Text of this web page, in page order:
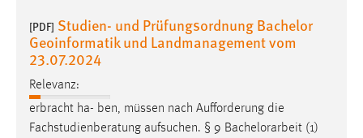
[PDF] Studien- und Prüfungsordnung Bachelor
Geoinformatik und Landmanagement vom
23.07.2024
Relevanz:
erbracht ha- ben, müssen nach Aufforderung die
Fachstudienberatung aufsuchen. § 9 Bachelorarbeit (1)
_pk_ref, _pk_cvar, _pk_id, _pk_ses
Zweck:
Cookie Laufzeit:
Max. 13 Monate